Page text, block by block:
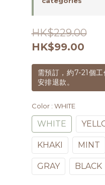
HK$229.00
HK$99.00
需預訂，約7-21個
安排退款。
Color : WHITE
WHITE
KHAKI MINT
GRAY BLACK